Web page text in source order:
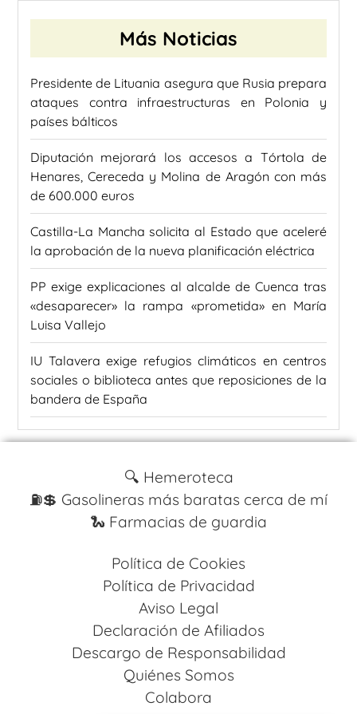
Más Noticias
Presidente de Lituania asegura que Rusia prepara
ataques contra infraestructuras en Polonia y
países bálticos
Diputación mejorará los accesos a Tórtola de
Henares, Cereceda y Molina de Aragón con más
de 600.000 euros
Castilla-La Mancha solicita al Estado que aceleré
la aprobación de la nueva planificación eléctrica
PP exige explicaciones al alcalde de Cuenca tras
«desaparecer» la rampa «prometida» en María
Luisa Vallejo
IU Talavera exige refugios climáticos en centros
sociales o biblioteca antes que reposiciones de la
bandera de España
🔍 Hemeroteca
⛽️💲 Gasolineras más baratas cerca de mí
🐍 Farmacias de guardia
Política de Cookies
Política de Privacidad
Aviso Legal
Declaración de Afiliados
Descargo de Responsabilidad
Quiénes Somos
Colabora